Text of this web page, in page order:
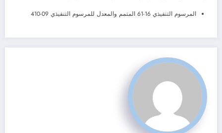
المرسوم التنفيذي 16-61 المتمم والمعدل للمرسوم التنفيذي 09-410